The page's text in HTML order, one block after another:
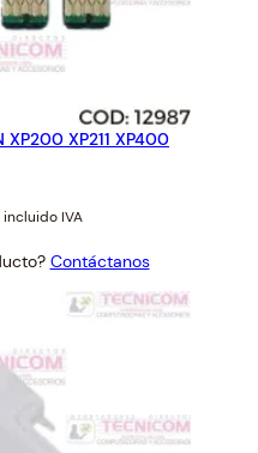
XP200 XP211 XP400
Current
incluido IVA
Contáctanos